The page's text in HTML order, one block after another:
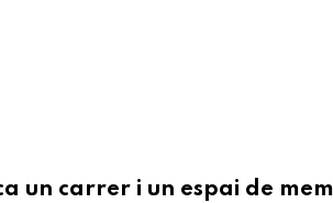
un carrer i un espai de